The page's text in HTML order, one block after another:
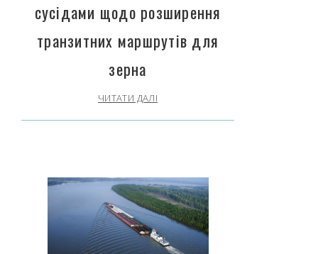
сусідами щодо розширення
транзитних маршрутів для
зерна
ЧИТАТИ ДАЛІ